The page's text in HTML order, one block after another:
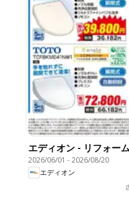
エディオン - リフォー
2026/06/01 -2026/08/20
エディオン